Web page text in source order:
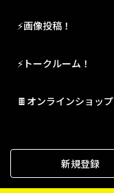
⚡画像投稿！
⚡トークルーム！
🍫オンラインショップ
新規登録